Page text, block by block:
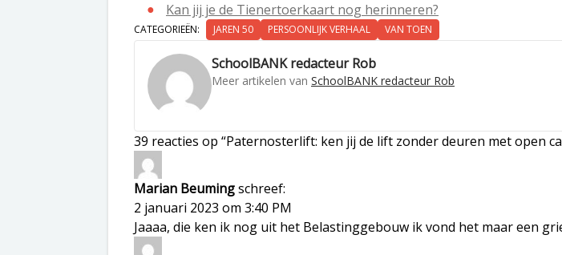
Kan jij je de Tienertoerkaart nog herinneren?
CATEGORIEËN: JAREN 50 PERSOONLIJK VERHAAL VAN TOEN
SchoolBANK redacteur Rob
Meer artikelen van SchoolBANK redacteur Rob
39 reacties op “Paternosterlift: ken jij de lift zonder deuren met open
Marian Beumingschreef:
2 januari 2023 om 3:40 PM
Jaaaa, die ken ik nog uit het Belastinggebouw ik vond het maar een